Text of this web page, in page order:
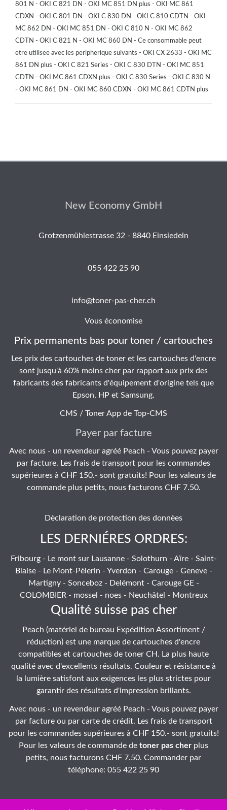
801 N - OKI C 821 DN - OKI MC 851 DN plus - OKI MC 861
CDXN - OKI C 801 DN - OKI C 830 DN - OKI C 810 CDTN - OKI
MC 862 DN - OKI MC 851 DN - OKI C 810 N - OKI MC 862
CDTN - OKI C 821 N - OKI MC 860 DN - Ce consommable peut
etre utilisee avec les peripherique suivants - OKI CX 2633 - OKI MC
861 DN plus - OKI C 821 Series - OKI C 830 DTN - OKI MC 851
CDTN - OKI MC 861 CDXN plus - OKI C 830 Series - OKI C 830 N
- OKI MC 861 DN - OKI MC 860 CDXN - OKI MC 861 CDTN plus
New Economy GmbH
Grotzenmühlestrasse 32 - 8840 Einsiedeln
055 422 25 90
info@toner-pas-cher.ch
Vous économise
Prix permanents bas pour toner / cartouches
Les prix des cartouches de toner et les cartouches d'encre
sont jusqu'à 60% moins cher par rapport aux prix des
fabricants des fabricants d'équipement d'origine tels que
Epson, HP et Samsung.
CMS / Toner App de Top-CMS
Payer par facture
Avec nous - un revendeur agréé Peach - Vous pouvez payer
par facture. Les frais de transport pour les commandes
supérieures à CHF 150.- sont gratuits! Pour les valeurs de
commande plus petits, nous facturons CHF 7.50.
Dèclaration de protection des donnèes
LES DERNIÉRES ORDRES:
Fribourg - Le mont sur Lausanne - Solothurn - Aïre - Saint-
Blaise - Le Mont-Pèlerin - Yverdon - Carouge - Geneve -
Martigny - Sonceboz - Delémont - Carouge GE -
COLOMBIER - mossel - noes - Neuchâtel - Montreux
Qualité suisse pas cher
Peach (matériel de bureau Expédition Assortiment /
réduction) est une marque de cartouches d'encre
compatibles et cartouches de toner CH. La plus haute
qualité avec d'excellents résultats. Couleur et résistance à
la lumière satisfont aux exigences les plus strictes pour
garantir des résultats d'impression brillants.
Avec nous - un revendeur agréé Peach - Vous pouvez payer
par facture ou par carte de crédit. Les frais de transport
pour les commandes supérieures à CHF 150.- sont gratuits!
Pour les valeurs de commande de toner pas cher plus
petits, nous facturons CHF 7.50. Commander par
téléphone: 055 422 25 90